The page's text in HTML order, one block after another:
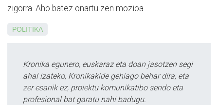
zigorra. Aho batez onartu zen mozioa.
POLITIKA
Kronika egunero, euskaraz eta doan jasotzen segi
ahal izateko, Kronikakide gehiago behar dira, eta
zer esanik ez, proiektu komunikatibo sendo eta
profesional bat garatu nahi badugu.